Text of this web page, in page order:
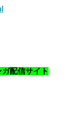
配信サイト